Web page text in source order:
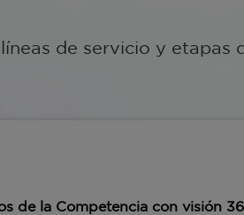
de servicio y etapas
de la Competencia con visión